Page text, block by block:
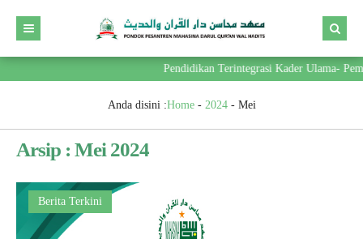
Pendidikan Terintegrasi Kader Ulama-
Anda disini :Home- 2024- Mei
Arsip : Mei 2024
Berita Terkini